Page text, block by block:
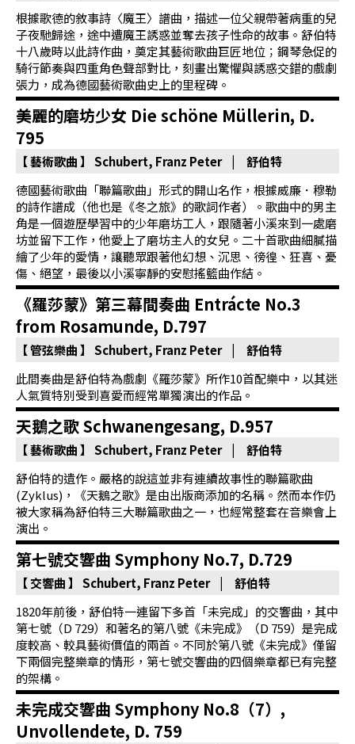
關
於
夜
鶯
基
金
會
聯
絡
我
們
登
入/
加
入
會
員
回
首
頁
根據歌德的敘事詩〈魔王〉譜曲，描述一位父親帶著病重的兒
子夜馳歸途，途中遭魔王誘惑並奪去孩子性命的故事。舒伯特
十八歲時以此詩作曲，奠定其藝術歌曲巨匠地位；鋼琴急促的
騎行節奏與四重角色聲部對比，刻畫出驚懼與誘惑交錯的戲劇
張力，成為德國藝術歌曲史上的里程碑。
美麗的磨坊少女 Die schöne Müllerin, D.
795
【 藝術歌曲 】
Schubert, Franz Peter | 舒伯特
德國藝術歌曲「聯篇歌曲」形式的開山名作，根據威廉．穆勒
的詩作譜成（他也是《冬之旅》的歌詞作者）。歌曲中的男主
角是一個遊歷學習中的少年磨坊工人，跟隨著小溪來到一處磨
坊並留下工作，他愛上了磨坊主人的女兒。二十首歌曲細膩描
繪了少年的愛情，讓聽眾跟著他幻想、沉思、徬徨、狂喜、憂
傷、絕望，最後以小溪寧靜的安慰搖籃曲作結。
《羅莎蒙》第三幕間奏曲 Entrácte No.3
from Rosamunde, D.797
【 管弦樂曲 】
Schubert, Franz Peter | 舒伯特
此間奏曲是舒伯特為戲劇《羅莎蒙》所作10首配樂中，以其迷
人氣質特別受到喜愛而經常單獨演出的作品。
天鵝之歌 Schwanengesang, D.957
【 藝術歌曲 】
Schubert, Franz Peter | 舒伯特
舒伯特的遺作。嚴格的說這並非有連續故事性的聯篇歌曲
(Zyklus)，《天鵝之歌》是由出版商添加的名稱。然而本作仍
被大家稱為舒伯特三大聯篇歌曲之一，也經常整套在音樂會上
演出。
第七號交響曲 Symphony No.7, D.729
【 交響曲 】
Schubert, Franz Peter | 舒伯特
1820年前後，舒伯特一連留下多首「未完成」的交響曲，其中
第七號（D 729）和著名的第八號《未完成》（D 759）是完成
度較高、較具藝術價值的兩首。不同於第八號《未完成》僅留
下兩個完整樂章的情形，第七號交響曲的四個樂章都已有完整
的架構。
未完成交響曲 Symphony No.8（7）,
Unvollendete, D. 759